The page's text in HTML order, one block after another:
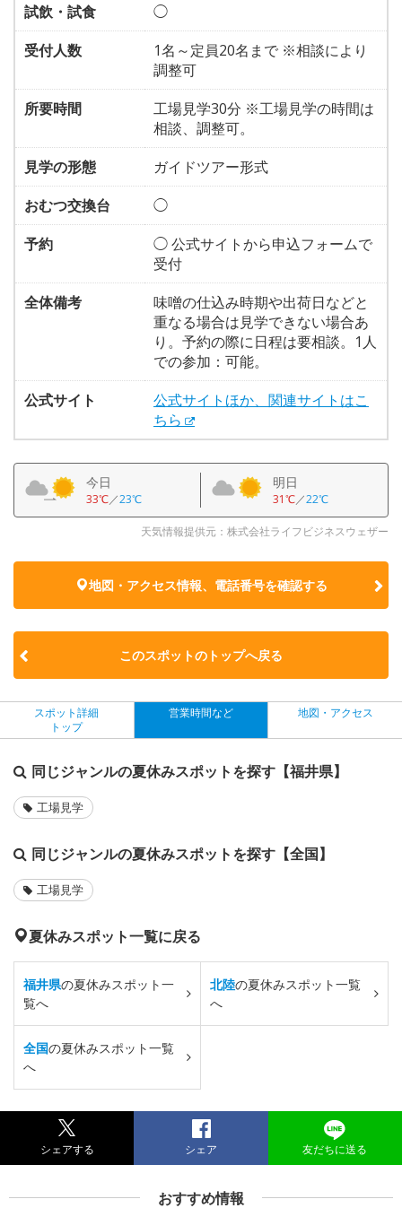
試飲・試食
◯
受付人数
1名～定員20名まで ※相談により
調整可
所要時間
工場見学30分 ※工場見学の時間は
相談、調整可。
見学の形態
ガイドツアー形式
おむつ交換台
◯
予約
◯ 公式サイトから申込フォームで
受付
全体備考
味噌の仕込み時期や出荷日などと
重なる場合は見学できない場合あ
り。予約の際に日程は要相談。1人
での参加：可能。
公式サイト
公式サイトほか、関連サイトはこ
ちら
今日
33℃／23℃
明日
31℃／22℃
天気情報提供元：株式会社ライフビジネスウェザー
地図・アクセス情報、電話番号を確認する
このスポットのトップへ戻る
スポット詳細
トップ
営業時間など 地図・アクセス
同じジャンルの夏休みスポットを探す【福井県】
工場見学
同じジャンルの夏休みスポットを探す【全国】
工場見学
夏休みスポット一覧に戻る
福井県の夏休みスポット一
覧へ
北陸の夏休みスポット一覧
へ
全国の夏休みスポット一覧
へ
シェアする シェア 友だちに送る
おすすめ情報